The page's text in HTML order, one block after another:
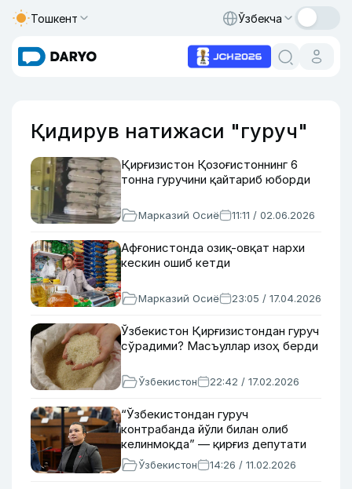
Тошкент Ўзбекча
Қидирув натижаси "гуруч"
Қирғизистон Қозоғистоннинг 6
тонна гуручини қайтариб юборди
Марказий Осиё 11:11 / 02.06.2026
Афғонистонда озиқ-овқат нархи
кескин ошиб кетди
Марказий Осиё 23:05 / 17.04.2026
Ўзбекистон Қирғизистондан гуруч
сўрадими? Масъуллар изоҳ берди
Ўзбекистон 22:42 / 17.02.2026
“Ўзбекистондан гуруч
контрабанда йўли билан олиб
келинмоқда” — қирғиз депутати
Ўзбекистон 14:26 / 11.02.2026